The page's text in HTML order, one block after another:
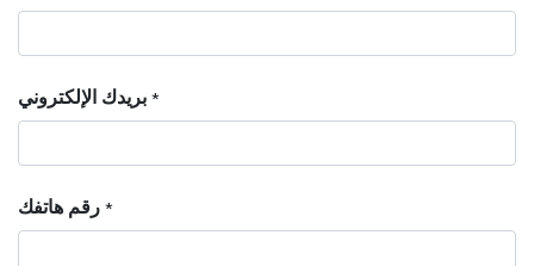
بريدك الإلكتروني *
رقم هاتفك *